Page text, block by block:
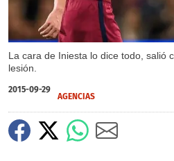
La cara de Iniesta lo dice todo, salió
lesión.
2015-09-29
AGENCIAS